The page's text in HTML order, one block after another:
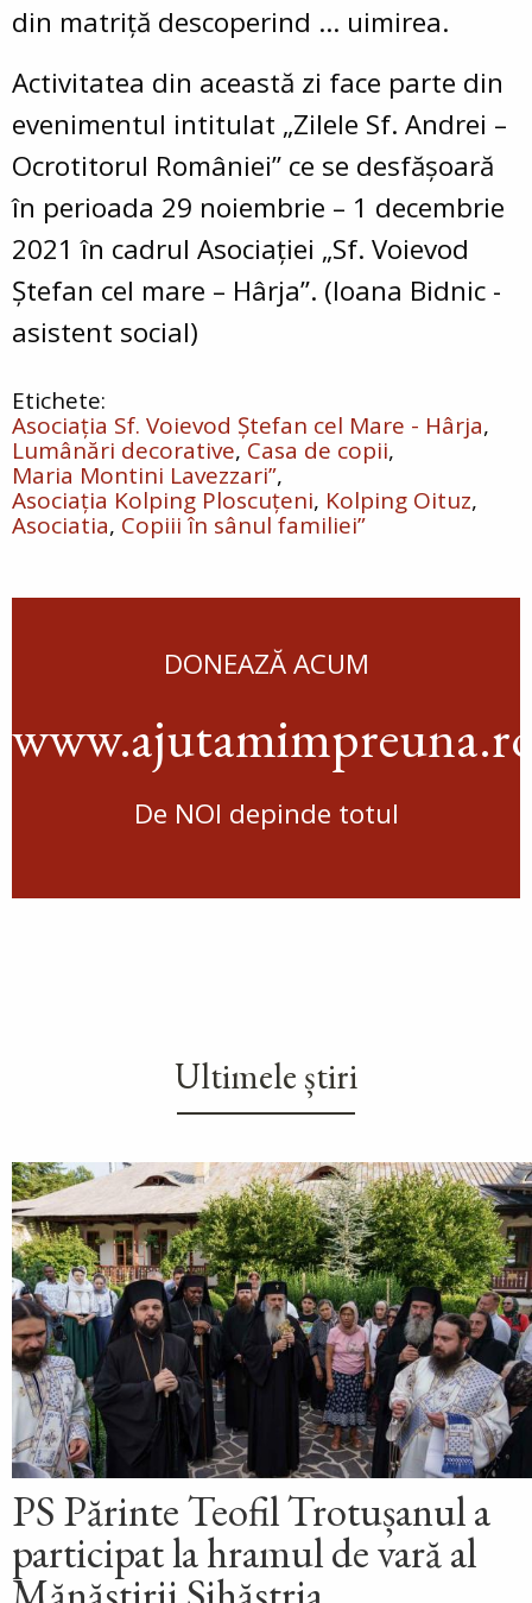
din matriţă descoperind ... uimirea.
Activitatea din această zi face parte din
evenimentul intitulat „Zilele Sf. Andrei –
Ocrotitorul României” ce se desfăşoară
în perioada 29 noiembrie – 1 decembrie
2021 în cadrul Asociaţiei „Sf. Voievod
Ştefan cel mare – Hârja”. (Ioana Bidnic -
asistent social)
Asociația Sf. Voievod Ștefan cel Mare - Hârja
Lumânări decorative Casa de copii
Maria Montini Lavezzari”
Asociaţia Kolping Ploscuţeni Kolping Oituz
Asociatia Copiii în sânul familiei”
DONEAZĂ ACUM
De NOI depinde totul
Ultimele știri
PS Părinte Teofil Trotușanul a
participat la hramul de vară al